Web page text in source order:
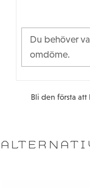
Bli den första